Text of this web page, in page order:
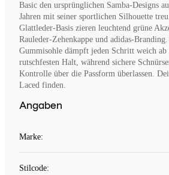
Basic den ursprünglichen Samba-Designs
Jahren mit seiner sportlichen Silhouette
Glattleder-Basis zieren leuchtend grüne
Rauleder-Zehenkappe und adidas-
Gummisohle dämpft jeden Schritt weich
rutschfesten Halt, während sichere
Kontrolle über die Passform überlassen.
Laced finden.
Angaben
Marke:
Stilcode: